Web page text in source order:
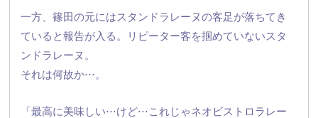
一方、篠田の元にはスタンドラレーヌの客足が落ちてき
ていると報告が入る。リピーター客を掴めていないスタ
ンドラレーヌ。
それは何故か⋅⋅⋅。
「最高に美味しい⋅⋅⋅けど⋅⋅⋅ これじゃネオビストロラレー